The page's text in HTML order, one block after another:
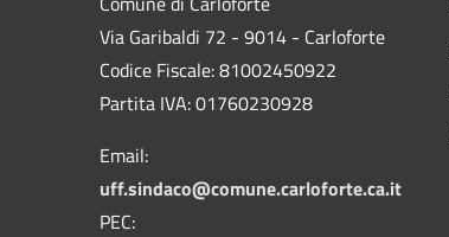
Via Garibaldi 72 - 9014 - Carloforte
Codice Fiscale: 81002450922
Partita IVA: 01760230928
Email:
uff.sindaco@comune.carloforte.ca.it
PEC: